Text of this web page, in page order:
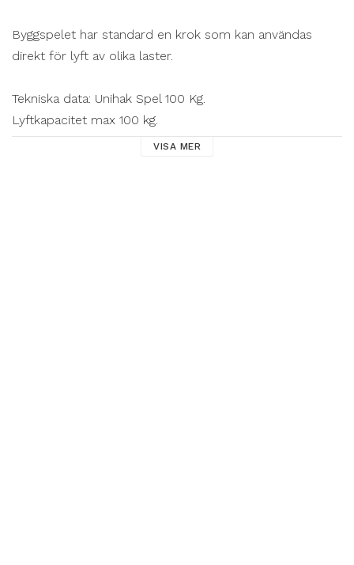
Byggspelet har standard en krok som kan användas
direkt för lyft av olika laster.
Tekniska data: Unihak Spel 100 Kg.
Lyftkapacitet max 100 kg.
Lyfthastighet 19 m/min
VISA MER